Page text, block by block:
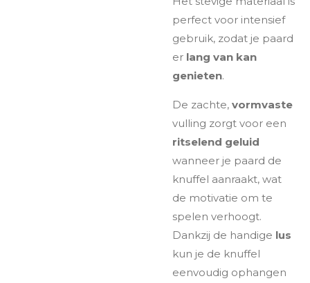
perfect voor intensief
gebruik, zodat je paard
er lang van kan
genieten.
De zachte, vormvaste
vulling zorgt voor een
ritselend geluid
wanneer je paard de
knuffel aanraakt, wat
de motivatie om te
spelen verhoogt.
Dankzij de handige lus
kun je de knuffel
eenvoudig ophangen